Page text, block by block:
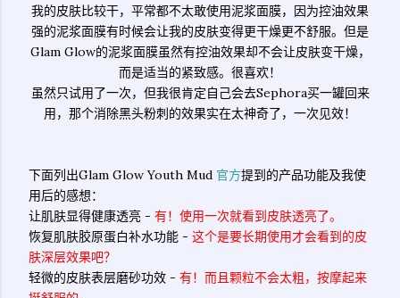
我的皮肤比较干，平常都不太敢使用泥浆面膜，因为控油效果
强的泥浆面膜有时候会让我的皮肤变得更干燥更不舒服。但是
Glam Glow的泥浆面膜虽然有控油效果却不会让皮肤变干燥，
而是适当的紧致感。很喜欢！
虽然只试用了一次，但我很肯定自己会去Sephora买一罐回来
用，那个消除黑头粉刺的效果实在太神奇了，一次见效！
下面列出Glam Glow Youth Mud 官方提到的产品功能及我使
用后的感想：
让肌肤显得健康透亮 - 有！使用一次就看到皮肤透亮了。
恢复肌肤胶原蛋白补水功能 - 这个是要长期使用才会看到的皮
肤深层效果吧？
轻微的皮肤表层磨砂功效 - 有！而且颗粒不会太粗，按摩起来